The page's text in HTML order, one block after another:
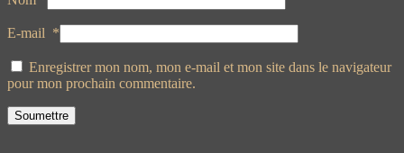
E-mail *
Enregistrer mon nom, mon e-mail et mon site dans le navigateur
pour mon prochain commentaire.